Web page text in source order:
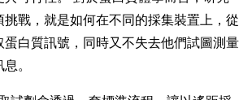
挑戰，就是如何在不同的採集裝置上，從
白質訊號，同時又不失去他們試圖測量
。